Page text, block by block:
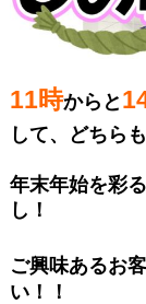
11時からと
して、どちらも
年末年始を彩
し！
ご興味あるお
い！！